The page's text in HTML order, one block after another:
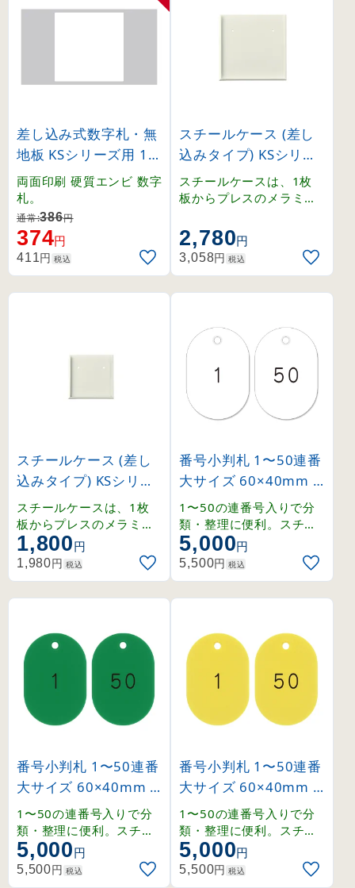
差し込み式数字札・無
地板 KSシリーズ用 10
0mm角 白無地 6枚1組
(228025)
両面印刷 硬質エンビ 数字
札。
通常:386円
374円
411円 税込
スチールケース (差し
込みタイプ) KSシリー
ズ 内寸150mm角 (22
8010)
スチールケースは、1枚
板からプレスのメラミン
・耐候性にも優れていま
す。両面テープ付きで取
付も簡単に出来ます。
2,780円
3,058円 税込
スチールケース (差し
込みタイプ) KSシリー
ズ 内寸100mm角 (22
8020)
スチールケースは、1枚
板からプレスのメラミン
焼付仕上げ。強度、耐熱
・耐候性にも優れていま
す。両面テープ付きで取
1,800円
1,980円 税込
番号小判札 1〜50連番
大サイズ 60×40mm
ホワイト (200181)
1〜50の連番号入りで分
類・整理に便利。スチロ
ール製の大サイズ番号札
50枚セット。
5,000円
5,500円 税込
番号小判札 1〜50連番
大サイズ 60×40mm
グリーン (200191)
1〜50の連番号入りで分
類・整理に便利。スチロ
ール製の大サイズ番号札
50枚セット。
5,000円
5,500円 税込
番号小判札 1〜50連番
大サイズ 60×40mm
イエロー (200201)
1〜50の連番号入りで分
類・整理に便利。スチロ
ール製の大サイズ番号札
50枚セット。
5,000円
5,500円 税込